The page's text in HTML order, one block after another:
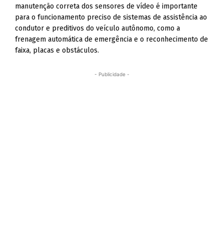
manutenção correta dos sensores de vídeo é importante
para o funcionamento preciso de sistemas de assistência ao
condutor e preditivos do veículo autônomo, como a
frenagem automática de emergência e o reconhecimento de
faixa, placas e obstáculos.
- Publicidade -